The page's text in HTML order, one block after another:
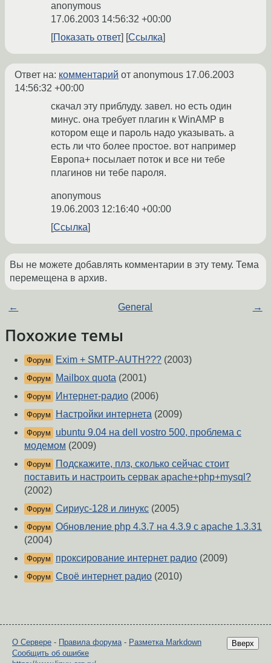
anonymous
17.06.2003 14:56:32 +00:00
Показать ответ
Ссылка
Ответ на: комментарий от anonymous 17.06.2003
14:56:32 +00:00
скачал эту приблуду. завел. но есть один
минус. она требует плагин к WinAMP в
котором еще и пароль надо указывать. а
есть ли что более простое. вот например
Европа+ посылает поток и все ни тебе
плагинов ни тебе пароля.
anonymous
19.06.2003 12:16:40 +00:00
Ссылка
Вы не можете добавлять комментарии в эту тему. Тема
перемещена в архив.
← General →
Похожие темы
Форум Exim + SMTP-AUTH??? (2003)
Форум Mailbox quota (2001)
Форум Интернет-радио (2006)
Форум Настройки интернета (2009)
Форум
ubuntu 9.04 на dell vostro 500, проблема с
модемом (2009)
Форум
Подскажите, плз, сколько сейчас стоит
поставить и настроить сервак apache+php+mysql?
(2002)
Форум Сириус-128 и линукс (2005)
Форум Обновление php 4.3.7 на 4.3.9 с apache 1.3.31
(2004)
Форум проксирование интернет радио (2009)
Форум Своё интернет радио (2010)
Вверх
О Сервере - Правила форума- Разметка Markdown
Сообщить об ошибке